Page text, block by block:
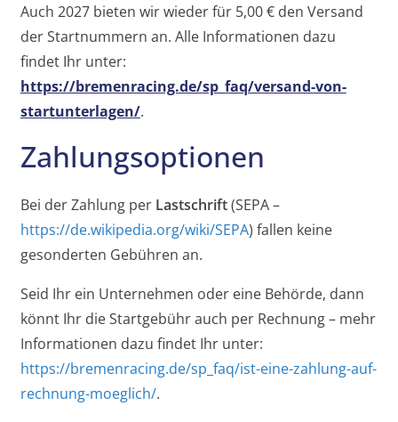
Auch 2027 bieten wir wieder für 5,00 € den Versand
der Startnummern an. Alle Informationen dazu
findet Ihr unter:
https://bremenracing.de/sp_faq/versand-von-
startunterlagen/.
Zahlungsoptionen
Bei der Zahlung per Lastschrift(SEPA –
https://de.wikipedia.org/wiki/SEPA) fallen keine
gesonderten Gebühren an.
Seid Ihr ein Unternehmen oder eine Behörde, dann
könnt Ihr die Startgebühr auch per Rechnung – mehr
Informationen dazu findet Ihr unter:
https://bremenracing.de/sp_faq/ist-eine-zahlung-auf-
rechnung-moeglich/.